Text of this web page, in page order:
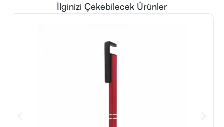
İlginizi Çekebilecek Ürünler